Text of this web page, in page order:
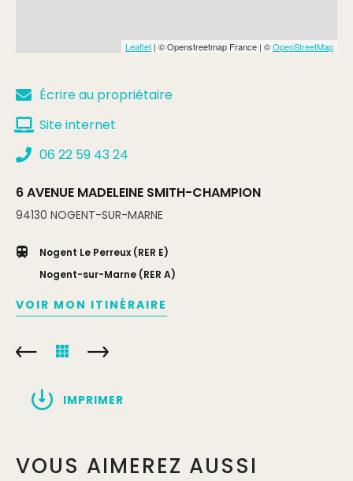
Leaflet | © Openstreetmap France | ©OpenStreetMap
Écrire au propriétaire
Site internet
06 22 59 43 24
6 AVENUE MADELEINE SMITH-CHAMPION
94130 NOGENT-SUR-MARNE
Nogent Le Perreux (RER E)
Nogent-sur-Marne (RER A)
VOIR MON ITINÉRAIRE
IMPRIMER
VOUS AIMEREZ AUSSI